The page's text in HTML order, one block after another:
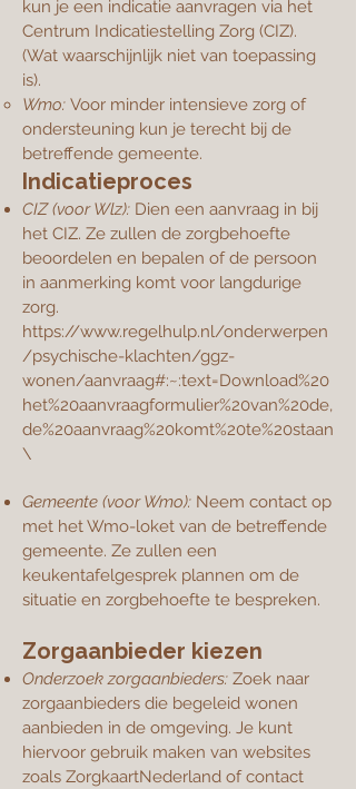
kun je een indicatie aanvragen via het
Centrum Indicatiestelling Zorg (CIZ).
(Wat waarschijnlijk niet van toepassing
is).
Wmo: Voor minder intensieve zorg of
ondersteuning kun je terecht bij de
betreffende gemeente.
Indicatieproces
CIZ (voor Wlz): Dien een aanvraag in bij
het CIZ. Ze zullen de zorgbehoefte
beoordelen en bepalen of de persoon
in aanmerking komt voor langdurige
zorg.
https://www.regelhulp.nl/onderwerpen
/psychische-klachten/ggz-
wonen/aanvraag#:~:text=Download%20
het%20aanvraagformulier%20van%20de,
de%20aanvraag%20komt%20te%20staan
\
Gemeente (voor Wmo): Neem contact op
met het Wmo-loket van de betreffende
gemeente. Ze zullen een
keukentafelgesprek plannen om de
situatie en zorgbehoefte te bespreken.
Zorgaanbieder kiezen
Onderzoek zorgaanbieders: Zoek naar
zorgaanbieders die begeleid wonen
aanbieden in de omgeving. Je kunt
hiervoor gebruik maken van websites
zoals ZorgkaartNederland of contact